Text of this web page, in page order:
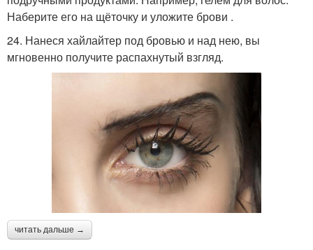
Наберите его на щёточку и уложите брови .
24. Нанеся хайлайтер под бровью и над нею, вы
мгновенно получите распахнутый взгляд.
читать дальше →